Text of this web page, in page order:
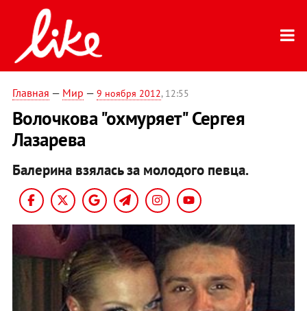
Главная — Мир — 9 ноября 2012, 12:55
Волочкова "охмуряет" Сергея
Лазарева
Балерина взялась за молодого певца.